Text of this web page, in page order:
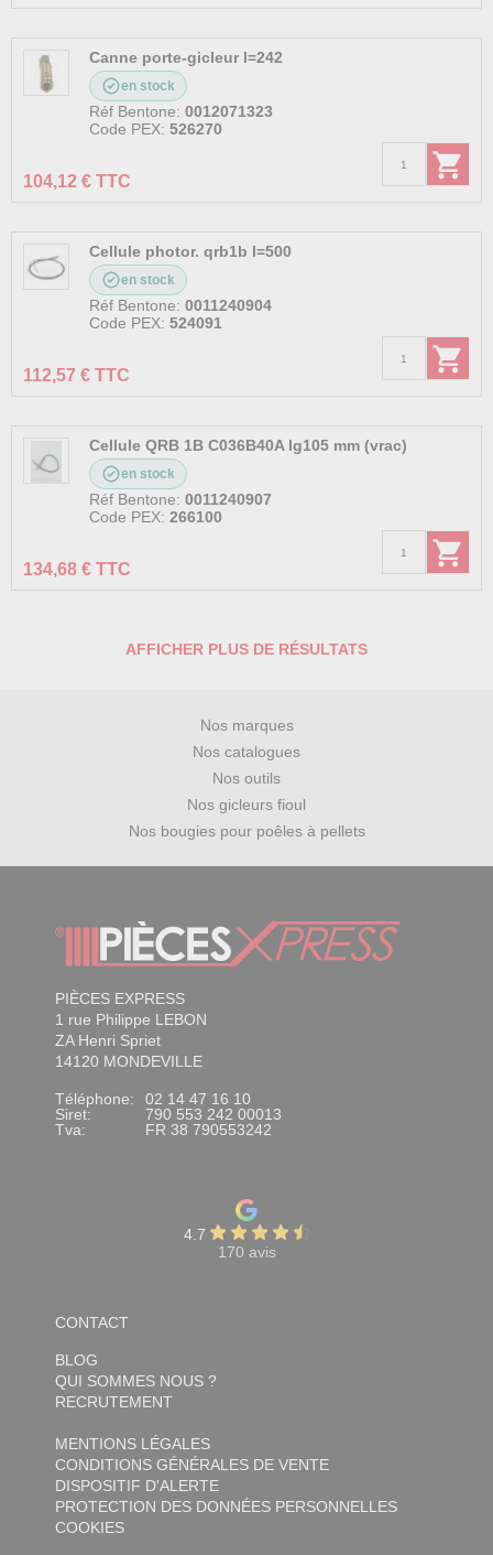
Canne porte-gicleur l=242
en stock
Réf Bentone: 0012071323
Code PEX: 526270
104,12 € TTC
Cellule photor. qrb1b l=500
en stock
Réf Bentone: 0011240904
Code PEX: 524091
112,57 € TTC
Cellule QRB 1B C036B40A lg105 mm (vrac)
en stock
Réf Bentone: 0011240907
Code PEX: 266100
134,68 € TTC
AFFICHER PLUS DE RÉSULTATS
Nos marques
Nos catalogues
Nos outils
Nos gicleurs fioul
Nos bougies pour poêles à pellets
PIÈCES EXPRESS
1 rue Philippe LEBON
ZA Henri Spriet
14120 MONDEVILLE
Téléphone:
02 14 47 16 10
Siret:
790 553 242 00013
Tva:
FR 38 790553242
4.7
170 avis
CONTACT
BLOG
QUI SOMMES NOUS ?
RECRUTEMENT
MENTIONS LÉGALES
CONDITIONS GÉNÉRALES DE VENTE
DISPOSITIF D'ALERTE
PROTECTION DES DONNÉES PERSONNELLES
COOKIES